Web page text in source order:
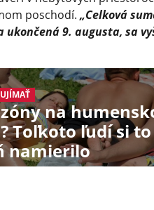
poschodí. „Celková
9. augusta, sa
na
Toľkoto ľudí si
namierilo